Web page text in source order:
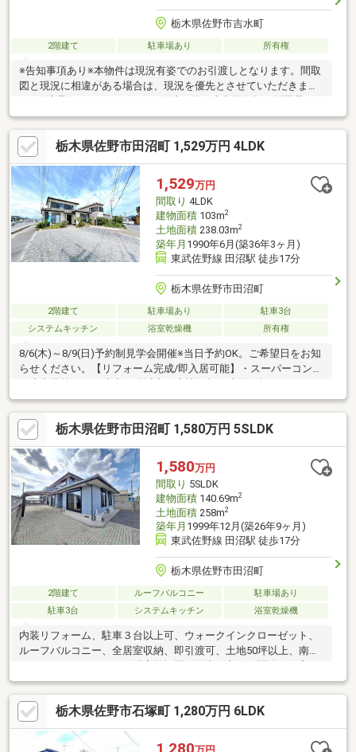
栃木県佐野市吉水町
2階建て 駐車場あり 所有権
※告知事項あり※本物件は現況有姿でのお引渡しとなります。間取
図と現況に相違がある場合は、現況を優先とさせていただきま
定。※単独浄化槽＜教育施設＞吉水小学校・田沼東中学校
栃木県佐野市田沼町 1,529万円 4LDK
1,529万円
間取り 4LDK
建物面積103m2
土地面積238.03m2
築年月 1990年6月(築36年3ヶ月)
東武佐野線 田沼駅 徒歩17分
栃木県佐野市田沼町
2階建て 駐車場あり
駐車3台
システムキッチン
浴室乾燥機 所有権
8/6(木)～8/9(日)予約制見学会開催※当日予約OK。ご希望日をお知
らせください。【リフォーム完成/即入居可能】・スーパーコンビ
ニ小中学校すべて徒歩10分以内・土地72坪、建物31坪のゆったり
した5DK住宅・南向きの住宅で陽当たり良好・駐車は並列3台以上
可能【おすすめポイント】・本物件は条件により住宅ローン減税
が適用されます。・シロアリ防除工事施工後5年間保証・お客様に
合わせたローンの組み方や金融機関をご提案。住宅ローンが初め
ての方でもお気軽にご相談ください【周辺施設】・田沼小学校ま
で約624ｍ（徒歩約8分）・田沼東中学校まで
栃木県佐野市田沼町 1,580万円 5SLDK
1,580万円
間取り 5SLDK
建物面積140.69m2
土地面積258m2
築年月 1999年12月(築26年9ヶ月)
東武佐野線 田沼駅 徒歩17分
栃木県佐野市田沼町
2階建て ルーフバルコニー
駐車場あり
駐車3台
システムキッチン 浴室乾燥機
内装リフォーム、駐車３台以上可、ウォークインクローゼット、
ルーフバルコニー、全居室収納、即引渡可、土地50坪以上、南向
地、和室、整形地、庭、シャワー付洗面化粧台、対面式キッチ
ン、トイレ２ヶ所、浴室１坪以上、２階建、南面バルコニー、オ
ートバス、温水洗浄便座、浴室に窓、ＴＶモニタ付インターホ
ン、通風良好、全居室６畳以上、平坦地、２世帯住宅、納戸
栃木県佐野市石塚町 1,280万円 6LDK